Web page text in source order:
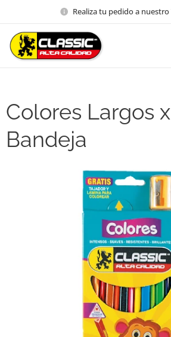
Realiza tu pedido a
Colores Largos
Bandeja